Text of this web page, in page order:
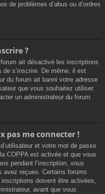
de problèmes d’abus ou d’ordres
?
forum ait désactivé les inscriptions
de s’inscrire. De même, il est
du forum ait banni votre adresse
que vous souhaitez utiliser.
un administrateur du forum.
pas me connecter !
et votre mot de passe
COPPA est activée et que vous
pendant l’inscription, vous
avez reçues. Certains forums
doivent être activées,
avant que vous